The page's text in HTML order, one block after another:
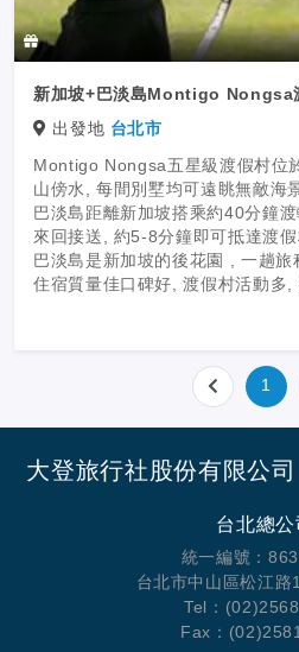
新加坡+巴淡島Montigo Nongsa
出發地 台北市
Montigo Nongsa五星級渡假村位
山傍水, 每間別墅均可遠眺無敵海
巴淡島距離新加坡搭乘約40分鐘
來回接送, 約5-8分鐘即可抵達渡
巴淡島是新加坡的後花園 , 一趟
住宿質量佳口碑好, 渡假村活動多,
1
大登旅行社股份有限公司
台北總公
統一編號：
台北市中山區松江路
Tel：
Fax：